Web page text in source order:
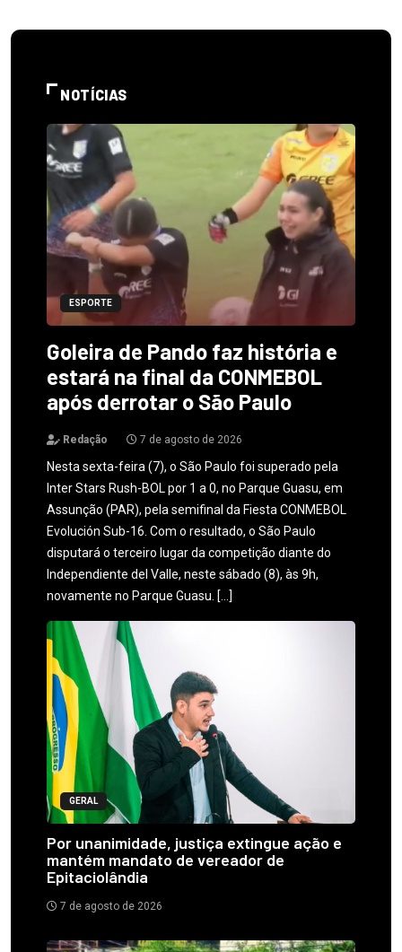
NOTÍCIAS
ESPORTE
Goleira de Pando faz história e
estará na final da CONMEBOL
após derrotar o São Paulo
Redação 7 de agosto de 2026
Nesta sexta-feira (7), o São Paulo foi superado pela
Inter Stars Rush-BOL por 1 a 0, no Parque Guasu, em
Assunção (PAR), pela semifinal da Fiesta CONMEBOL
Evolución Sub-16. Com o resultado, o São Paulo
disputará o terceiro lugar da competição diante do
Independiente del Valle, neste sábado (8), às 9h,
novamente no Parque Guasu. […]
GERAL
Por unanimidade, justiça extingue ação e
mantém mandato de vereador de
Epitaciolândia
7 de agosto de 2026